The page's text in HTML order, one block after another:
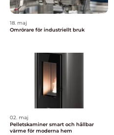
18. maj
Omrörare för industriellt bruk
02. maj
Pelletskaminer smart och hållbar
värme för moderna hem